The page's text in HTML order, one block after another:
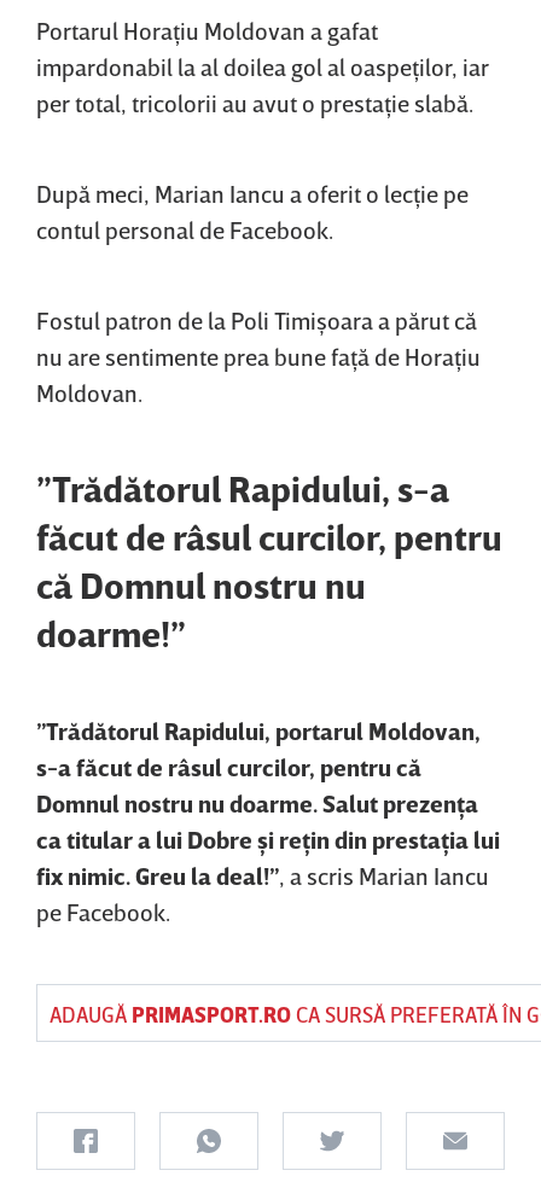
Portarul Horaţiu Moldovan a gafat
impardonabil la al doilea gol al oaspeţilor, iar
per total, tricolorii au avut o prestaţie slabă.
După meci, Marian Iancu a oferit o lecţie pe
contul personal de Facebook.
Fostul patron de la Poli Timişoara a părut că
nu are sentimente prea bune faţă de Horaţiu
Moldovan.
”Trădătorul Rapidului, s-a
făcut de râsul curcilor, pentru
că Domnul nostru nu
doarme!”
”Trădătorul Rapidului, portarul Moldovan,
s-a făcut de râsul curcilor, pentru că
Domnul nostru nu doarme. Salut prezenţa
ca titular a lui Dobre şi reţin din prestaţia lui
fix nimic. Greu la deal!”, a scris Marian Iancu
pe Facebook.
ADAUGĂ PRIMASPORT.ROCA SURSĂ PREFERATĂ ÎN